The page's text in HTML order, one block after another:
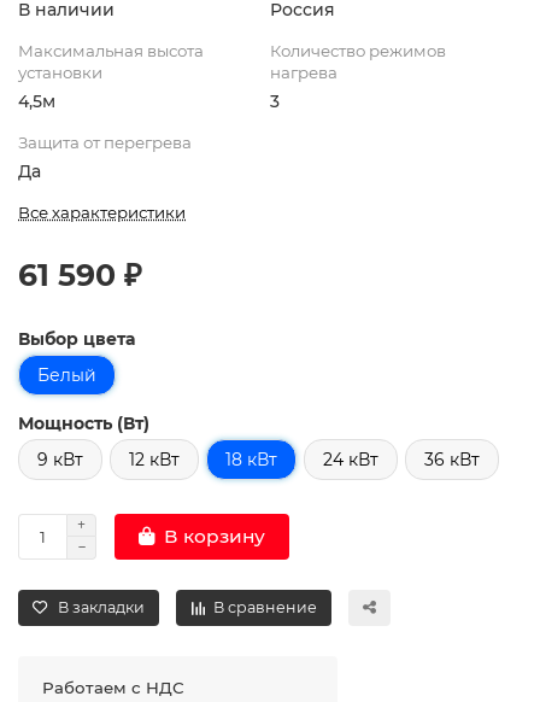
В наличии Россия
Максимальная высота
установки
4,5м
Количество режимов
нагрева
3
Защита от перегрева
Да
Все характеристики
61 590 ₽
Выбор цвета
Белый
Мощность (Вт)
9 кВт
12 кВт 18 кВт 24 кВт 36 кВт
В корзину
В закладки В сравнение
Работаем с НДС